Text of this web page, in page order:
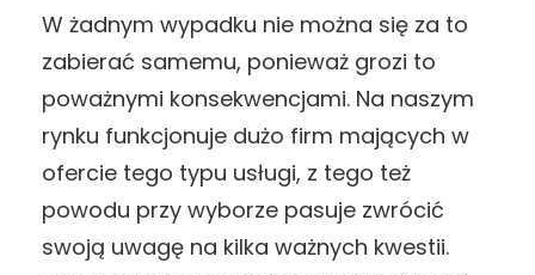
W żadnym wypadku nie można się za to
zabierać samemu, ponieważ grozi to
poważnymi konsekwencjami. Na naszym
rynku funkcjonuje dużo firm mających w
ofercie tego typu usługi, z tego też
powodu przy wyborze pasuje zwrócić
swoją uwagę na kilka ważnych kwestii.